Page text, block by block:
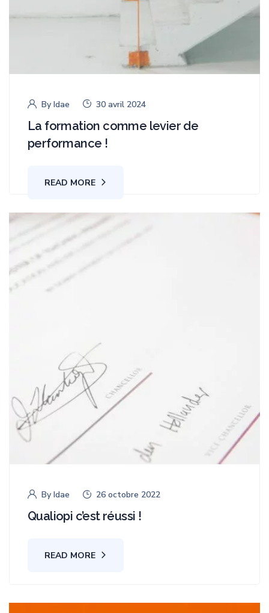
By Idae 30 avril 2024
La formation comme levier de
performance !
READ MORE
By Idae 26 octobre 2022
Qualiopi c’est réussi !
READ MORE